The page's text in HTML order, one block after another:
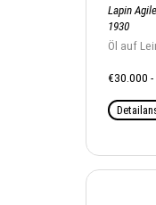
Lapin
1930
Öl auf
€30.000